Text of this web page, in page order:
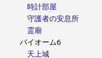
時計部屋
守護者の安息所
霊廟
バイオーム6
天上城